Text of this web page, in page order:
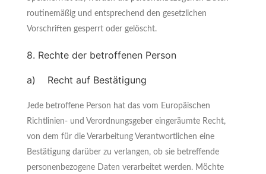
routinemäßig und entsprechend den gesetzlichen
Vorschriften gesperrt oder gelöscht.
8. Rechte der betroffenen Person
a) Recht auf Bestätigung
Jede betroffene Person hat das vom Europäischen
Richtlinien- und Verordnungsgeber eingeräumte Recht,
von dem für die Verarbeitung Verantwortlichen eine
Bestätigung darüber zu verlangen, ob sie betreffende
personenbezogene Daten verarbeitet werden. Möchte